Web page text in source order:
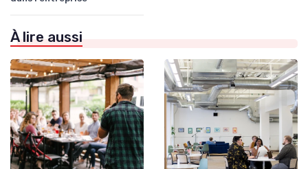
À lire aussi